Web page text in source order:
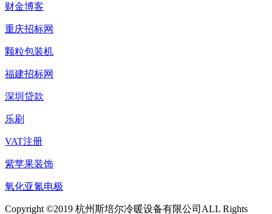
财金博客
重庆招标网
颗粒包装机
福建招标网
深圳贷款
乐刷
VAT注册
紫苹果装饰
氧化亚氮电极
Copyright ©2019 杭州斯培尔冷暖设备有限公司ALL Rights